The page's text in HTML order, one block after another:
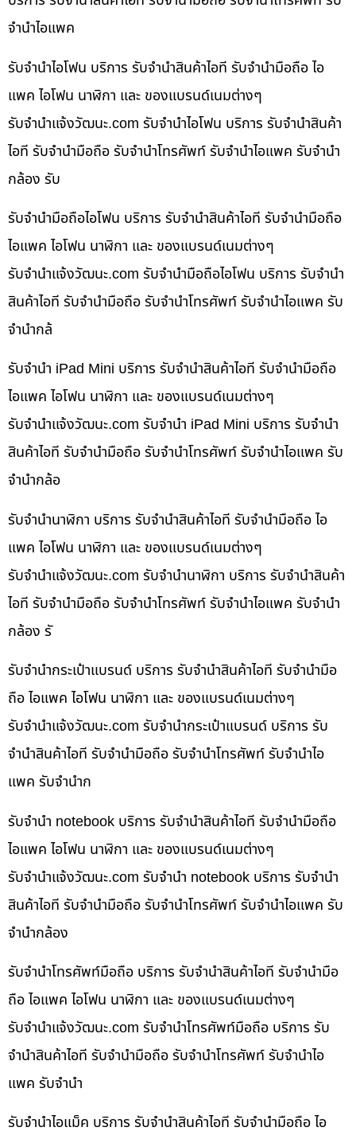
จำนำไอแพค
รับจำนำไอโฟน บริการ รับจำนำสินค้าไอที รับจำนำมือถือ ไอ
แพค ไอโฟน นาฬิกา และ ของแบรนด์เนมต่างๆ
รับจํานําแจ้งวัฒนะ.com รับจำนำไอโฟน บริการ รับจำนำสินค้า
ไอที รับจำนำมือถือ รับจำนำโทรศัพท์ รับจำนำไอแพค รับจำนำ
กล้อง รับ
รับจำนำมือถือไอโฟน บริการ รับจำนำสินค้าไอที รับจำนำมือถือ
ไอแพค ไอโฟน นาฬิกา และ ของแบรนด์เนมต่างๆ
รับจํานําแจ้งวัฒนะ.com รับจำนำมือถือไอโฟน บริการ รับจำนำ
สินค้าไอที รับจำนำมือถือ รับจำนำโทรศัพท์ รับจำนำไอแพค รับ
จำนำกล้
รับจำนำ iPad Mini บริการ รับจำนำสินค้าไอที รับจำนำมือถือ
ไอแพค ไอโฟน นาฬิกา และ ของแบรนด์เนมต่างๆ
รับจํานําแจ้งวัฒนะ.com รับจำนำ iPad Mini บริการ รับจำนำ
สินค้าไอที รับจำนำมือถือ รับจำนำโทรศัพท์ รับจำนำไอแพค รับ
จำนำกล้อ
รับจำนำนาฬิกา บริการ รับจำนำสินค้าไอที รับจำนำมือถือ ไอ
แพค ไอโฟน นาฬิกา และ ของแบรนด์เนมต่างๆ
รับจํานําแจ้งวัฒนะ.com รับจำนำนาฬิกา บริการ รับจำนำสินค้า
ไอที รับจำนำมือถือ รับจำนำโทรศัพท์ รับจำนำไอแพค รับจำนำ
กล้อง รั
รับจำนำกระเป๋าแบรนด์ บริการ รับจำนำสินค้าไอที รับจำนำมือ
ถือ ไอแพค ไอโฟน นาฬิกา และ ของแบรนด์เนมต่างๆ
รับจํานําแจ้งวัฒนะ.com รับจำนำกระเป๋าแบรนด์ บริการ รับ
จำนำสินค้าไอที รับจำนำมือถือ รับจำนำโทรศัพท์ รับจำนำไอ
แพค รับจำนำก
รับจำนำ notebook บริการ รับจำนำสินค้าไอที รับจำนำมือถือ
ไอแพค ไอโฟน นาฬิกา และ ของแบรนด์เนมต่างๆ
รับจํานําแจ้งวัฒนะ.com รับจำนำ notebook บริการ รับจำนำ
สินค้าไอที รับจำนำมือถือ รับจำนำโทรศัพท์ รับจำนำไอแพค รับ
จำนำกล้อง
รับจำนำโทรศัพท์มือถือ บริการ รับจำนำสินค้าไอที รับจำนำมือ
ถือ ไอแพค ไอโฟน นาฬิกา และ ของแบรนด์เนมต่างๆ
รับจํานําแจ้งวัฒนะ.com รับจำนำโทรศัพท์มือถือ บริการ รับ
จำนำสินค้าไอที รับจำนำมือถือ รับจำนำโทรศัพท์ รับจำนำไอ
แพค รับจำนำ
รับจำนำไอแม็ค บริการ รับจำนำสินค้าไอที รับจำนำมือถือ ไอ